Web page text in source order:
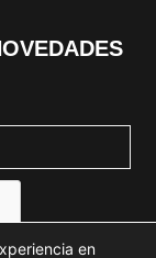
en